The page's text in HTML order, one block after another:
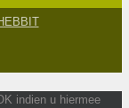
indien u hiermee